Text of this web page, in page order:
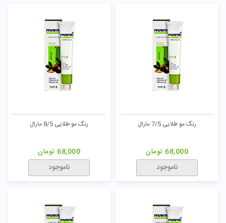
رنگ مو طلایی 7/5 مارال
68,000 تومان
ناموجود
رنگ مو طلایی 8/5 مارال
68,000 تومان
ناموجود